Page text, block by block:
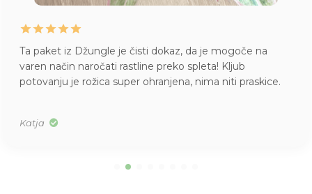
Ta paket iz Džungle je čisti dokaz, da je mogoče na
varen način naročati rastline preko spleta! Kljub
potovanju je rožica super ohranjena, nima niti praskice.
Katja